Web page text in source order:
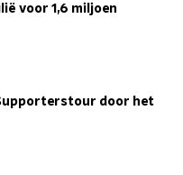
voor 1,6 miljoen
door het